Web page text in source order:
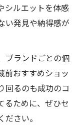
シルエットを体感
い発見や納得感が
ブランドごとの個
前おすすめショッ
回るのも成功のコ
るために、ぜひセ
さい。